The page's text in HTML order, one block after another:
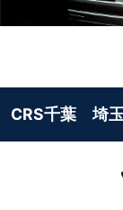
CRS千葉 埼